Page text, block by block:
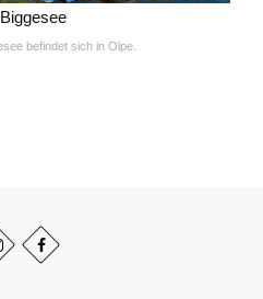
befindet sich in Olpe.